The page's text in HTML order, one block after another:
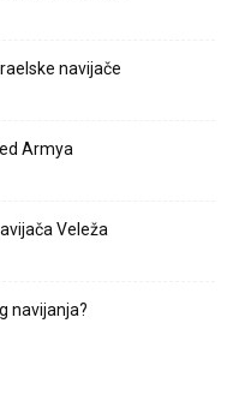
navijače
Armya
Veleža
navijanja?